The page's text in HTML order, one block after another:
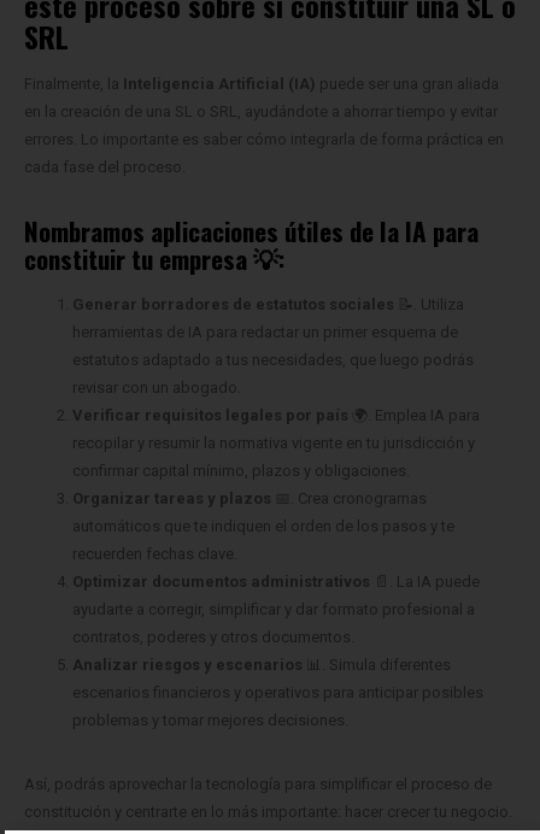
SRL
Finalmente, la Inteligencia Artificial (IA) puede ser una gran aliada
en la creación de una SL o SRL, ayudándote a ahorrar tiempo y evitar
errores. Lo importante es saber cómo integrarla de forma práctica en
cada fase del proceso.
Nombramos aplicaciones útiles de la IA para
constituir tu empresa💡:
Generar borradores de estatutos sociales 📝. Utiliza
herramientas de IA para redactar un primer esquema de
estatutos adaptado a tus necesidades, que luego podrás
revisar con un abogado.
Verificar requisitos legales por país 🌍. Emplea IA para
recopilar y resumir la normativa vigente en tu jurisdicción y
confirmar capital mínimo, plazos y obligaciones.
Organizar tareas y plazos 📅. Crea cronogramas
automáticos que te indiquen el orden de los pasos y te
recuerden fechas clave.
Optimizar documentos administrativos 📄. La IA puede
ayudarte a corregir, simplificar y dar formato profesional a
contratos, poderes y otros documentos.
Analizar riesgos y escenarios 📊. Simula diferentes
escenarios financieros y operativos para anticipar posibles
problemas y tomar mejores decisiones.
Así, podrás aprovechar la tecnología para simplificar el proceso de
constitución y centrarte en lo más importante: hacer crecer tu negocio.